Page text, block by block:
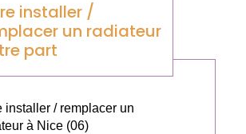
installer /
un radiateur
part
installer / remplacer un
à Nice (06)